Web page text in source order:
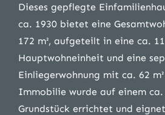
Dieses gepflegte
ca. 1930 bietet eine
172 m², aufgeteilt in eine ca.
Hauptwohneinheit und eine
Einliegerwohnung mit ca. 62
Immobilie wurde auf einem ca.
Grundstück errichtet und